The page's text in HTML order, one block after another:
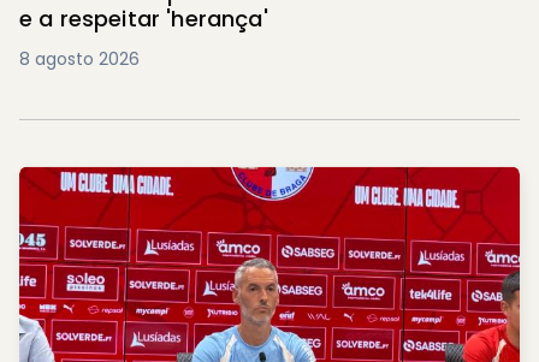
e a respeitar 'herança'
8 agosto 2026